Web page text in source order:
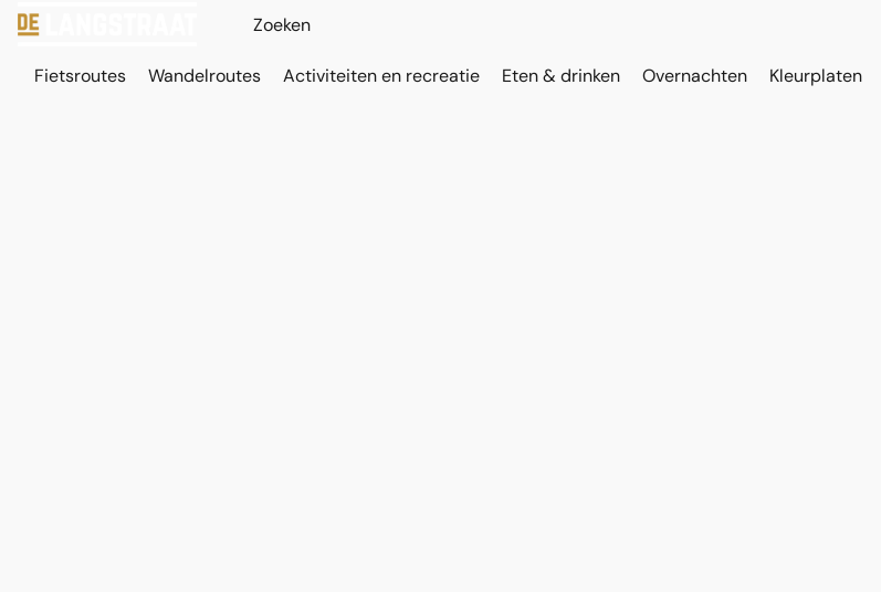
Fietsroutes Wandelroutes Activiteiten en recreatie Eten & drinken Overnachten Kleurplaten